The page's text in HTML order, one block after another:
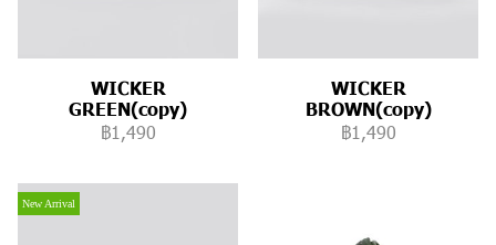
WICKER
GREEN(copy)
฿1,490
WICKER
BROWN(copy)
฿1,490
New Arrival